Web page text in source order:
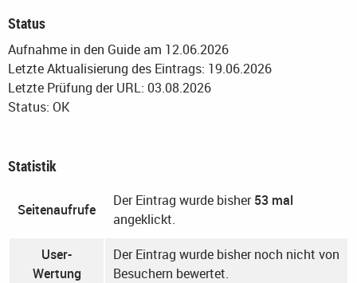
Status
Aufnahme in den Guide am 12.06.2026
Letzte Aktualisierung des Eintrags: 19.06.2026
Letzte Prüfung der URL: 03.08.2026
Status: OK
Statistik
Seitenaufrufe
Der Eintrag wurde bisher53 mal
angeklickt.
User-
Wertung
Der Eintrag wurde bisher noch nicht von
Besuchern bewertet.